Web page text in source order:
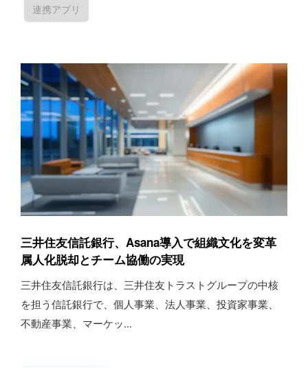
連携アプリ
三井住友信託銀行、Asana導入で組織文化を変革
属人化脱却とチーム協働の実現
三井住友信託銀行は、三井住友トラストグループの中核
を担う信託銀行で、個人事業、法人事業、投資家事業、
不動産事業、マーケッ...